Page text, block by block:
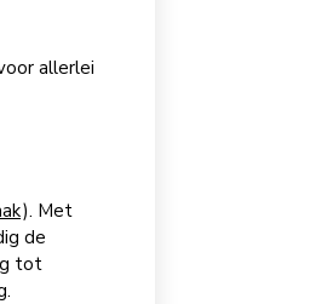
allerlei
). Met
de
tot